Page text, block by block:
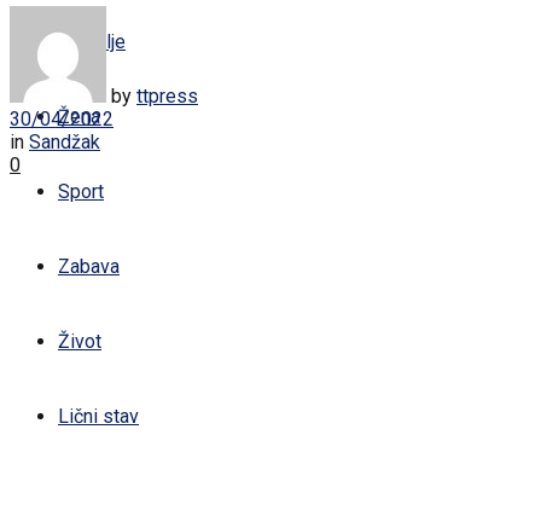
Zdravlje
Žena
Sport
Zabava
Život
Lični stav
by ttpress
30/04/2022
in Sandžak
0